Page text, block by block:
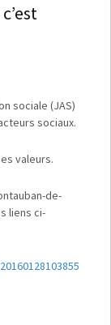
sociale (JAS)
sociaux.
valeurs.
de-
liens ci-